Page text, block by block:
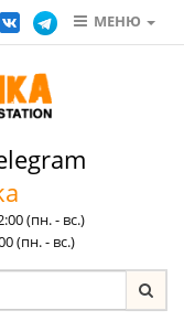
МЕНЮ
(пн. - вс.)
(пн. - вс.)